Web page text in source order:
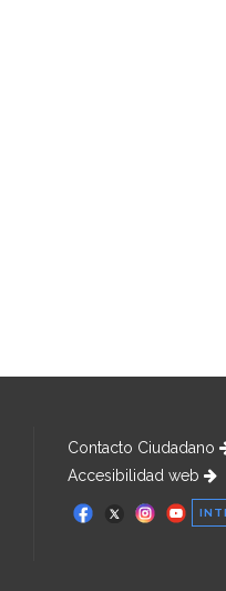
Contacto Ciudadano
Accesibilidad web